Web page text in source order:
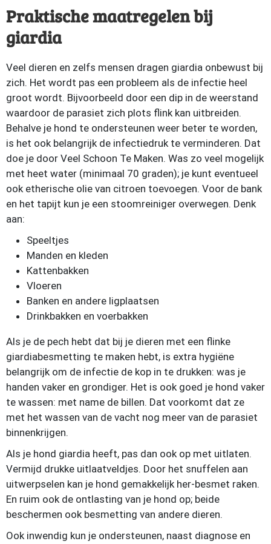
Praktische maatregelen bij
giardia
Veel dieren en zelfs mensen dragen giardia onbewust bij
zich. Het wordt pas een probleem als de infectie heel
groot wordt. Bijvoorbeeld door een dip in de weerstand
waardoor de parasiet zich plots flink kan uitbreiden.
Behalve je hond te ondersteunen weer beter te worden,
is het ook belangrijk de infectiedruk te verminderen. Dat
doe je door Veel Schoon Te Maken. Was zo veel mogelijk
met heet water (minimaal 70 graden); je kunt eventueel
ook etherische olie van citroen toevoegen. Voor de bank
en het tapijt kun je een stoomreiniger overwegen. Denk
aan:
Speeltjes
Manden en kleden
Kattenbakken
Vloeren
Banken en andere ligplaatsen
Drinkbakken en voerbakken
Als je de pech hebt dat bij je dieren met een flinke
giardiabesmetting te maken hebt, is extra hygiëne
belangrijk om de infectie de kop in te drukken: was je
handen vaker en grondiger. Het is ook goed je hond vaker
te wassen: met name de billen. Dat voorkomt dat ze
met het wassen van de vacht nog meer van de parasiet
binnenkrijgen.
Als je hond giardia heeft, pas dan ook op met uitlaten.
Vermijd drukke uitlaatveldjes. Door het snuffelen aan
uitwerpselen kan je hond gemakkelijk her-besmet raken.
En ruim ook de ontlasting van je hond op; beide
beschermen ook besmetting van andere dieren.
Ook inwendig kun je ondersteunen, naast diagnose en